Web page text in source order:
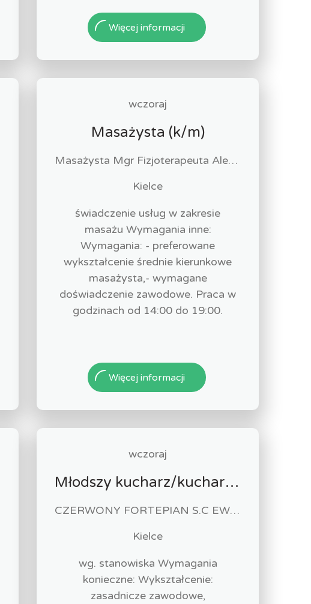
Więcej informacji
wczoraj
Masażysta (k/m)
Masażysta Mgr Fizjoterapeuta Alen Hakobyan
Kielce
świadczenie usług w zakresie
masażu Wymagania inne:
Wymagania: - preferowane
wykształcenie średnie kierunkowe
masażysta,- wymagane
doświadczenie zawodowe. Praca w
godzinach od 14:00 do 19:00.
Więcej informacji
wczoraj
Młodszy kucharz/kucharka
CZERWONY FORTEPIAN S.C EWA URBAŃSKA-FELCZAK, ROBERT KANTOR
Kielce
wg. stanowiska Wymagania
konieczne: Wykształcenie:
zasadnicze zawodowe,